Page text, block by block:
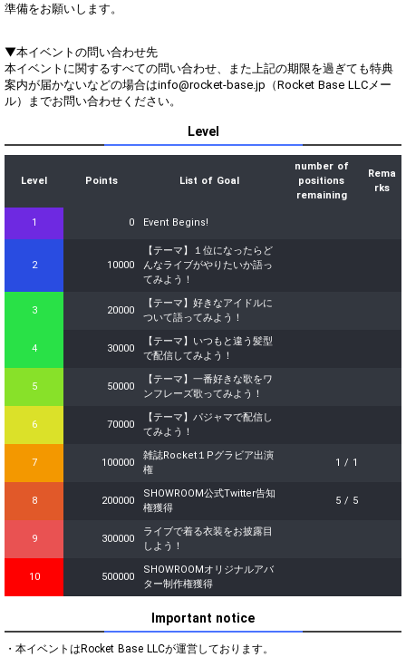
準備をお願いします。
▼本イベントの問い合わせ先
本イベントに関するすべての問い合わせ、また上記の期限を過ぎても特典
案内が届かないなどの場合はinfo@rocket-base.jp（Rocket Base LLCメー
ル）までお問い合わせください。
Level
Level Points List of Goal
number of
positions
remaining
Rema
rks
1 0 Event Begins!
2 10000
【テーマ】１位になったらど
んなライブがやりたいか語っ
てみよう！
3 20000
【テーマ】好きなアイドルに
ついて語ってみよう！
4 30000
【テーマ】いつもと違う髪型
で配信してみよう！
5 50000
【テーマ】一番好きな歌をワ
ンフレーズ歌ってみよう！
6 70000
【テーマ】パジャマで配信し
てみよう！
7 100000
雑誌Rocket１Pグラビア出演
権
1 / 1
8 200000
SHOWROOM公式Twitter告知
権獲得
5 / 5
9 300000
ライブで着る衣装をお披露目
しよう！
10 500000
SHOWROOMオリジナルアバ
ター制作権獲得
Important notice
・本イベントはRocket Base LLCが運営しております。